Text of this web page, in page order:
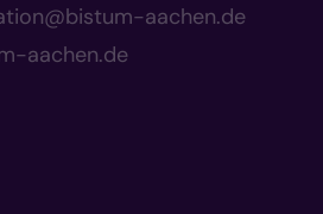
aachen.de
aachen.de